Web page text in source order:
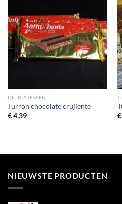
DELICATESSEN
Turron chocolate crujiente
€4,39
€
NIEUWSTE PRODUCTEN